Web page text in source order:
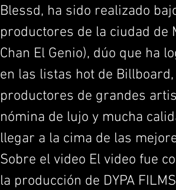
Blessd, ha sido realizado
productores de la ciudad de
Chan El Genio), dúo que ha
en las listas hot de
productores de grandes
nómina de lujo y mucha
llegar a la cima de las
Sobre el video El video fue
la producción de DYPA